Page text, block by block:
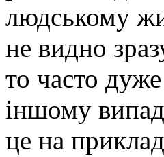
людському
не видно
то часто
іншому
це на